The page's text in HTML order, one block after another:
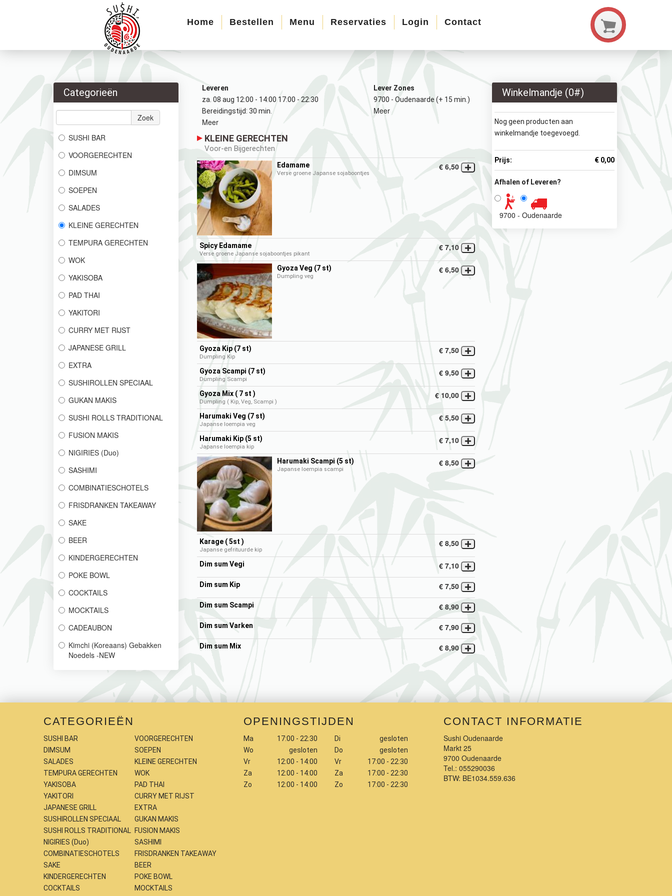
Home Bestellen Menu Reservaties Login Contact
Categorieën
Zoek
SUSHI BAR
VOORGERECHTEN
DIMSUM
SOEPEN
SALADES
KLEINE GERECHTEN
TEMPURA GERECHTEN
WOK
YAKISOBA
PAD THAI
YAKITORI
CURRY MET RIJST
JAPANESE GRILL
EXTRA
SUSHIROLLEN SPECIAAL
GUKAN MAKIS
SUSHI ROLLS TRADITIONAL
FUSION MAKIS
NIGIRIES (Duo)
SASHIMI
COMBINATIESCHOTELS
FRISDRANKEN TAKEAWAY
SAKE
BEER
KINDERGERECHTEN
POKE BOWL
COCKTAILS
MOCKTAILS
CADEAUBON
Kimchi (Koreaans) Gebakken
Noedels -NEW
Leveren
za. 08 aug 12:00 - 14:00 17:00 - 22:30
Bereidingstijd: 30 min.
Meer
Lever Zones
9700 - Oudenaarde (+ 15 min.)
Meer
KLEINE GERECHTEN
Voor-en Bijgerechten
Edamame
Verse groene Japanse sojaboontjes
€ 6,50
Spicy Edamame
​Verse groene Japanse sojaboontjes pikant
€ 7,10
Gyoza Veg (7 st)
Dumpling veg
€ 6,50
Gyoza Kip (7 st)
Dumpling Kip
€ 7,50
Gyoza Scampi (7 st)
Dumpling Scampi
€ 9,50
Gyoza Mix ( 7 st )
Dumpling ( Kip, Veg, Scampi )
€ 10,00
Harumaki Veg (7 st)
Japanse loempia veg
€ 5,50
Harumaki Kip (5 st)
Japanse loempia kip
€ 7,10
Harumaki Scampi (5 st)
Japanse loempia scampi
€ 8,50
Karage ( 5st )
Japanse gefrituurde kip
€ 8,50
Dim sum Vegi € 7,10
Dim sum Kip € 7,50
Dim sum Scampi € 8,90
Dim sum Varken € 7,90
Dim sum Mix € 8,90
Winkelmandje (0#)
Nog geen producten aan
winkelmandje toegevoegd.
Prijs: € 0,00
Afhalen of Leveren?
9700 - Oudenaarde
CATEGORIEËN
SUSHI BAR
VOORGERECHTEN
DIMSUM
SOEPEN
SALADES
KLEINE GERECHTEN
TEMPURA GERECHTEN
WOK
YAKISOBA
PAD THAI
YAKITORI
CURRY MET RIJST
JAPANESE GRILL
EXTRA
SUSHIROLLEN SPECIAAL
GUKAN MAKIS
SUSHI ROLLS TRADITIONAL
FUSION MAKIS
NIGIRIES (Duo)
SASHIMI
COMBINATIESCHOTELS
FRISDRANKEN TAKEAWAY
SAKE
BEER
KINDERGERECHTEN
POKE BOWL
COCKTAILS
MOCKTAILS
OPENINGSTIJDEN
Ma 17:00 - 22:30 Di
gesloten
Wo
gesloten Do
gesloten
Vr
12:00 - 14:00 Vr
17:00 - 22:30
Za
12:00 - 14:00 Za
17:00 - 22:30
Zo
12:00 - 14:00 Zo 17:00 - 22:30
CONTACT INFORMATIE
Sushi Oudenaarde
Markt 25
9700 Oudenaarde
Tel.: 055290036
BTW: BE1034.559.636